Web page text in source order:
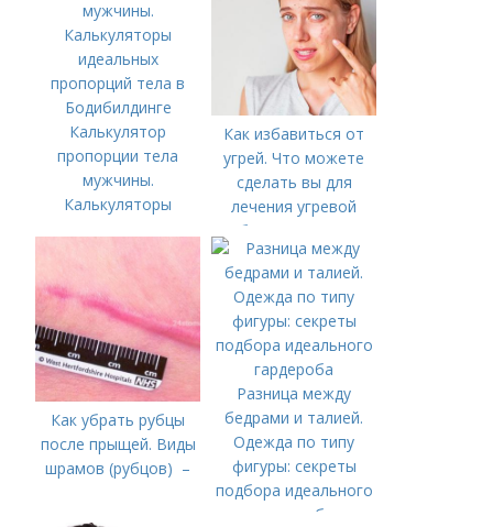
Калькулятор
пропорции тела
мужчины.
Калькуляторы
пропорций тела в
Как избавиться от
угрей. Что можете
сделать вы для
лечения угревой
болезни (акне)
Как убрать рубцы
после прыщей. Виды
шрамов (рубцов) –
Разница между
бедрами и талией.
Одежда по типу
фигуры: секреты
подбора идеального
гардероба